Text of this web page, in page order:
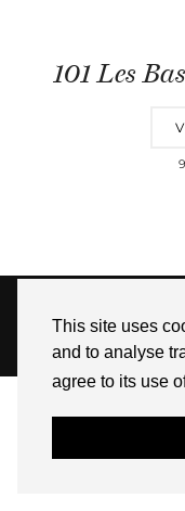
This site uses
and to analyse
agree to its use
101 Les